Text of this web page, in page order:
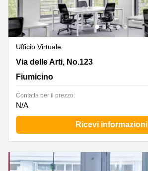
a Como
Ufficio Virtuale
Via delle Arti, No.123, Fiumicino
Via delle Arti, No.123
Fiumicino
Сontatta per il prezzo:
N/A
Ricevi informazioni